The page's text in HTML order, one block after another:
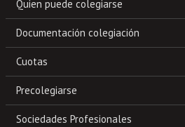
Quien puede colegiarse
Documentación colegiación
Cuotas
Precolegiarse
Sociedades Profesionales